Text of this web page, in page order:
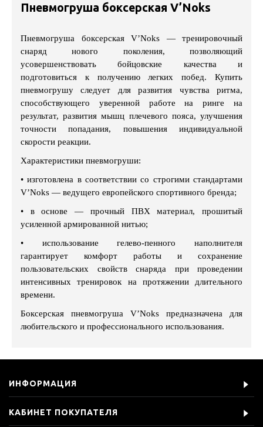
Пневмогруша боксерская V’Noks
Пневмогруша боксерская V’Noks — тренировочный
снаряд нового поколения, позволяющий
усовершенствовать бойцовские качества и
подготовиться к получению легких побед. Купить
пневмогрушу следует для развития чувства ритма,
способствующего уверенной работе на ринге на
результат, развития мышц плечевого пояса, улучшения
точности попадания, повышения индивидуальной
скорости реакции.
Характеристики пневмогруши:
• изготовлена в соответствии со строгими стандартами
V’Noks — ведущего европейского спортивного бренда;
•
в основе — прочный ПВХ материал, прошитый
усиленной армированной нитью;
•
использование гелево-пенного наполнителя
гарантирует комфорт работы и сохранение
пользовательских свойств снаряда при проведении
интенсивных тренировок на протяжении длительного
времени.
Боксерская пневмогруша V’Noks предназначена для
любительского и профессионального использования.
ИНФОРМАЦИЯ
КАБИНЕТ ПОКУПАТЕЛЯ